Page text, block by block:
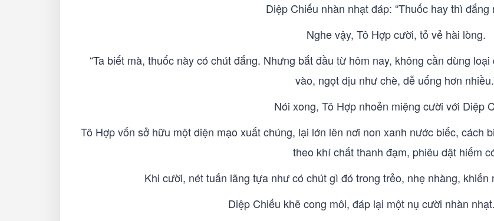
Diệp Chiếu nhàn nhạt đáp: “Thuốc hay thì đắng
Nghe vậy, Tô Hợp cười, tỏ vẻ hài lòng.
“Ta biết mà, thuốc này có chút đắng. Nhưng bắt đầu từ hôm nay, không cần dùng
vào, ngọt dịu như chè, dễ uống hơn
Nói xong, Tô Hợp nhoẻn miệng cười với Diệp
Tô Hợp vốn sở hữu một diện mạo xuất chúng, lại lớn lên nơi non xanh nước biếc, cách
theo khí chất thanh đạm, phiêu dật hiếm
Khi cười, nét tuấn lãng tựa như có chút gì đó trong trẻo, nhẹ nhàng,
Diệp Chiếu khẽ cong môi, đáp lại một nụ cười nhàn nhạt.